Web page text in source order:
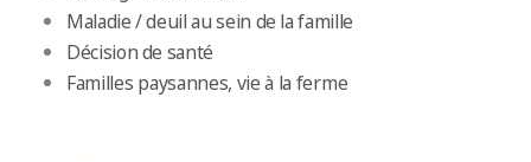
Maladie / deuil au sein de la famille
Décision de santé
Familles paysannes, vie à la ferme